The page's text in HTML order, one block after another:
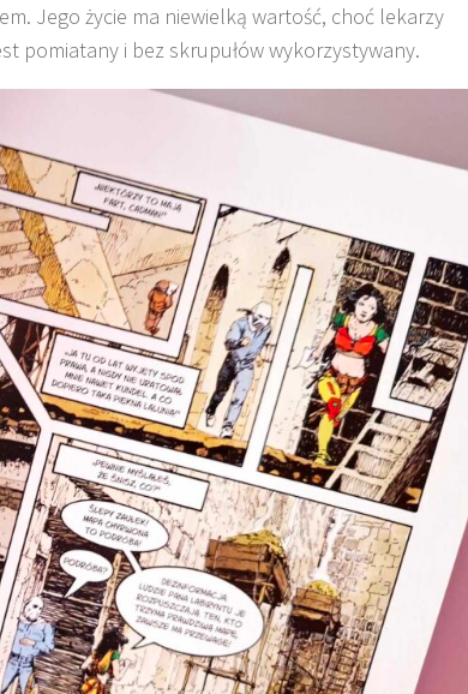
Jego życie ma niewielką wartość, choć lekarzy
pomiatany i bez skrupułów wykorzystywany.